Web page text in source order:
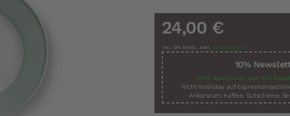
24,00 €
Inkl. 19% MwSt. , exkl. Versandkosten
10%
Jetzt abonnieren und 10%
Nicht einlösbar auf
Ankarsrum, Kaffee, Gutscheine,